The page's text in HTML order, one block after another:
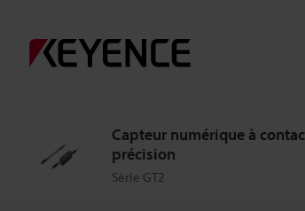
Capteur numérique à
précision
Série GT2